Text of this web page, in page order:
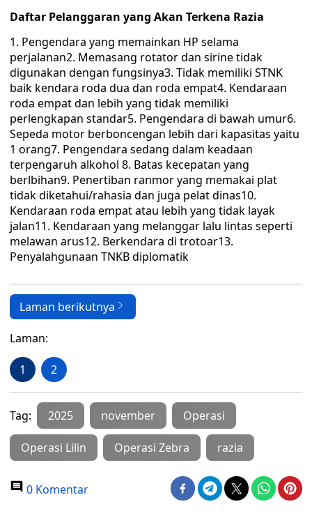
Daftar Pelanggaran yang Akan Terkena Razia
1. Pengendara yang memainkan HP selama
perjalanan2. Memasang rotator dan sirine tidak
digunakan dengan fungsinya3. Tidak memiliki STNK
baik kendara roda dua dan roda empat4. Kendaraan
roda empat dan lebih yang tidak memiliki
perlengkapan standar5. Pengendara di bawah umur6.
Sepeda motor berboncengan lebih dari kapasitas yaitu
1 orang7. Pengendara sedang dalam keadaan
terpengaruh alkohol 8. Batas kecepatan yang
berlbihan9. Penertiban ranmor yang memakai plat
tidak diketahui/rahasia dan juga pelat dinas10.
Kendaraan roda empat atau lebih yang tidak layak
jalan11. Kendaraan yang melanggar lalu lintas seperti
melawan arus12. Berkendara di trotoar13.
Penyalahgunaan TNKB diplomatik
Laman berikutnya
Laman:
1 2
Tag: 2025 november Operasi
Operasi Lilin Operasi Zebra razia
0 Komentar